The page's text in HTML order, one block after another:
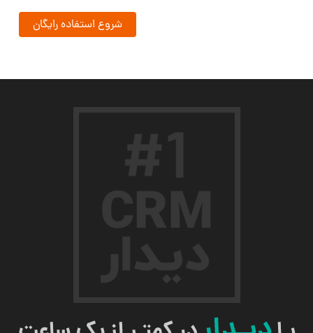
شروع استفاده رایگان